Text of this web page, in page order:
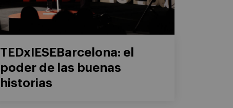
TEDxIESEBarcelona: el
poder de las buenas
historias